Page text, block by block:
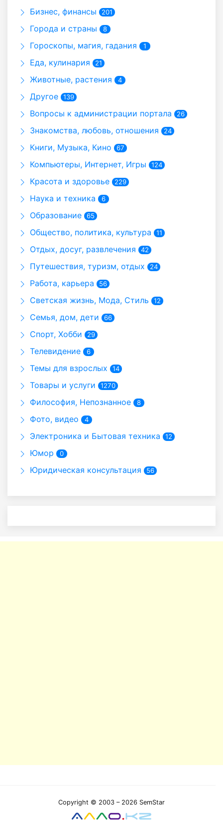
Бизнес, финансы 201
Города и страны 8
Гороскопы, магия, гадания 1
Еда, кулинария 21
Животные, растения 4
Другое 139
Вопросы к администрации портала 26
Знакомства, любовь, отношения 24
Книги, Музыка, Кино 67
Компьютеры, Интернет, Игры 124
Красота и здоровье 229
Наука и техника 6
Образование 65
Общество, политика, культура 11
Отдых, досуг, развлечения 42
Путешествия, туризм, отдых 24
Работа, карьера 56
Светская жизнь, Мода, Стиль 12
Семья, дом, дети 66
Спорт, Хобби 29
Телевидение 6
Темы для взрослых 14
Товары и услуги 1270
Философия, Непознанное 8
Фото, видео 4
Электроника и Бытовая техника 12
Юмор 0
Юридическая консультация 56
Copyright © 2003 – 2026 SemStar